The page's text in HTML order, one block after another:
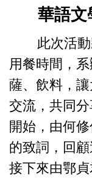
華語文
此次活動
用餐時間，
薩、飲料，
交流，共同分
開始，由何
的致詞，回顧
接下來由鄂